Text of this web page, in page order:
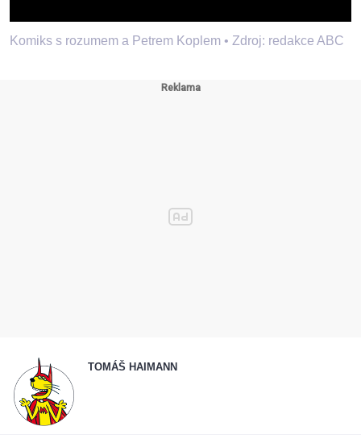
Komiks s rozumem a Petrem Koplem • Zdroj: redakce ABC
TOMÁŠ HAIMANN